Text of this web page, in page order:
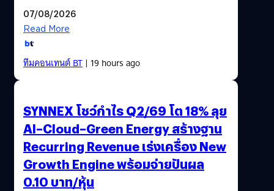
07/08/2026
Read More
ทีมคอนเทนต์ BT| 19 hours ago
SYNNEX โชว์กำไร Q2/69 โต 18% ลุย
AI–Cloud–Green Energy สร้างฐาน
Recurring Revenue เร่งเครื่อง New
Growth Engine พร้อมจ่ายปันผล
0.10 บาท/หุ้น